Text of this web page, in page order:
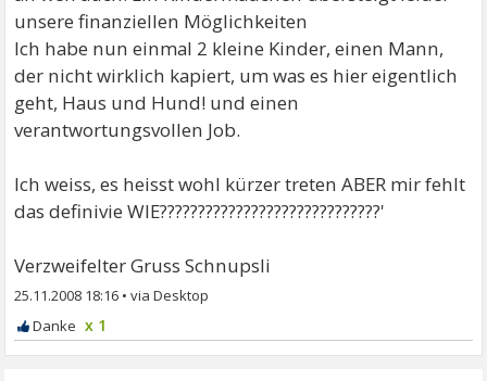
unsere finanziellen Möglichkeiten
Ich habe nun einmal 2 kleine Kinder, einen Mann,
der nicht wirklich kapiert, um was es hier eigentlich
geht, Haus und Hund! und einen
verantwortungsvollen Job.
Ich weiss, es heisst wohl kürzer treten ABER mir fehlt
das definivie WIE?????????????????????????????'
Verzweifelter Gruss Schnupsli
25.11.2008 18:16 •
x 1